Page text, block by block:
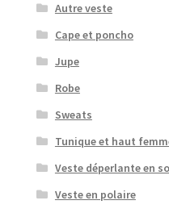
Autre veste
Cape et poncho
Jupe
Robe
Sweats
Tunique et haut
Veste déperlante en
Veste en polaire